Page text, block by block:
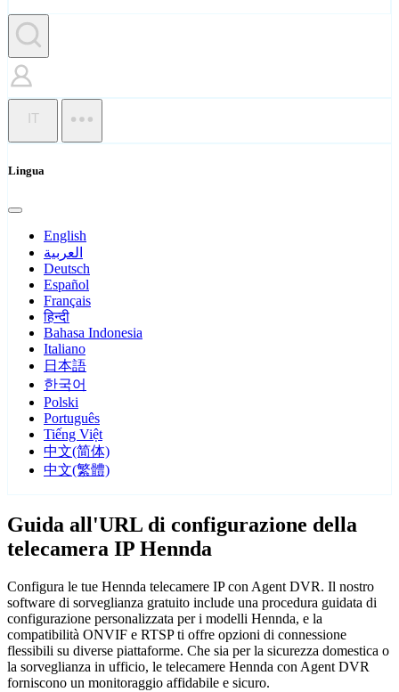
IT
Lingua
English
العربية
Deutsch
Español
Français
हिन्दी
Bahasa Indonesia
Italiano
日本語
한국어
Polski
Português
Tiếng Việt
中文(简体)
中文(繁體)
Guida all'URL di configurazione della
telecamera IP Hennda
Configura le tue Hennda telecamere IP con Agent DVR. Il nostro
software di sorveglianza gratuito include una procedura guidata di
configurazione personalizzata per i modelli Hennda, e la
compatibilità ONVIF e RTSP ti offre opzioni di connessione
flessibili su diverse piattaforme. Che sia per la sicurezza domestica o
la sorveglianza in ufficio, le telecamere Hennda con Agent DVR
forniscono un monitoraggio affidabile e sicuro.